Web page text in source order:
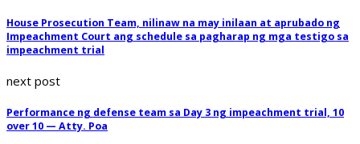
House Prosecution Team, nilinaw na may inilaan at aprubado ng
Impeachment Court ang schedule sa pagharap ng mga testigo sa
impeachment trial
next post
Performance ng defense team sa Day 3 ng impeachment trial, 10
over 10 — Atty. Poa